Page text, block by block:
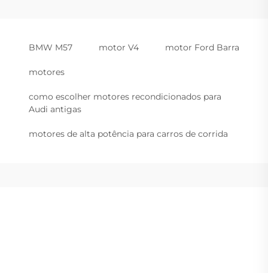
BMW M57 motor V4 motor Ford Barra
motores
como escolher motores recondicionados para
Audi antigas
motores de alta potência para carros de corrida